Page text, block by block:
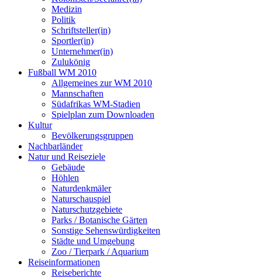
Medizin
Politik
Schriftsteller(in)
Sportler(in)
Unternehmer(in)
Zulukönig
Fußball WM 2010
Allgemeines zur WM 2010
Mannschaften
Südafrikas WM-Stadien
Spielplan zum Downloaden
Kultur
Bevölkerungsgruppen
Nachbarländer
Natur und Reiseziele
Gebäude
Höhlen
Naturdenkmäler
Naturschauspiel
Naturschutzgebiete
Parks / Botanische Gärten
Sonstige Sehenswürdigkeiten
Städte und Umgebung
Zoo / Tierpark / Aquarium
Reiseinformationen
Reiseberichte